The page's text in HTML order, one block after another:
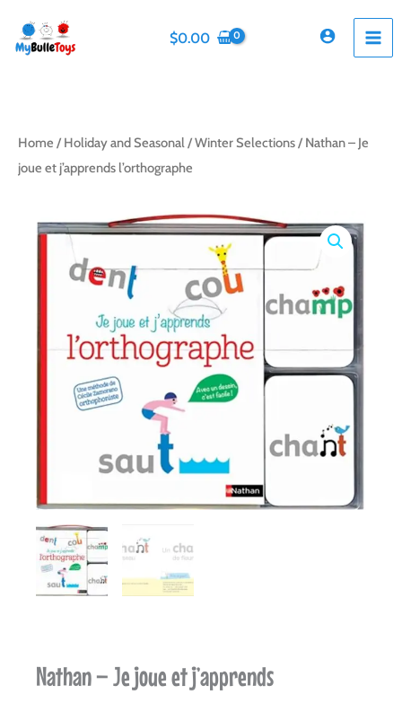
content
$0.00
Home / Holiday and Seasonal /Winter Selections/ Nathan – Je
joue et j’apprends l’orthographe
Nathan – Je joue et j’apprends